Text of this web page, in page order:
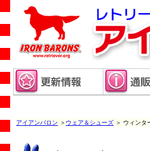
アイアンバロン ＞ ウェア＆シューズ ＞ ウィンタ